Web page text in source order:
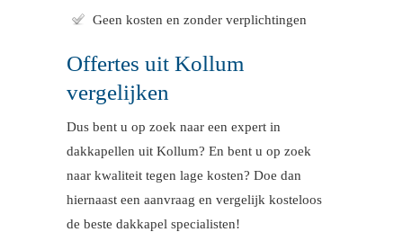
Geen kosten en zonder verplichtingen
Offertes uit Kollum
vergelijken
Dus bent u op zoek naar een expert in
dakkapellen uit Kollum? En bent u op zoek
naar kwaliteit tegen lage kosten? Doe dan
hiernaast een aanvraag en vergelijk kosteloos
de beste dakkapel specialisten!